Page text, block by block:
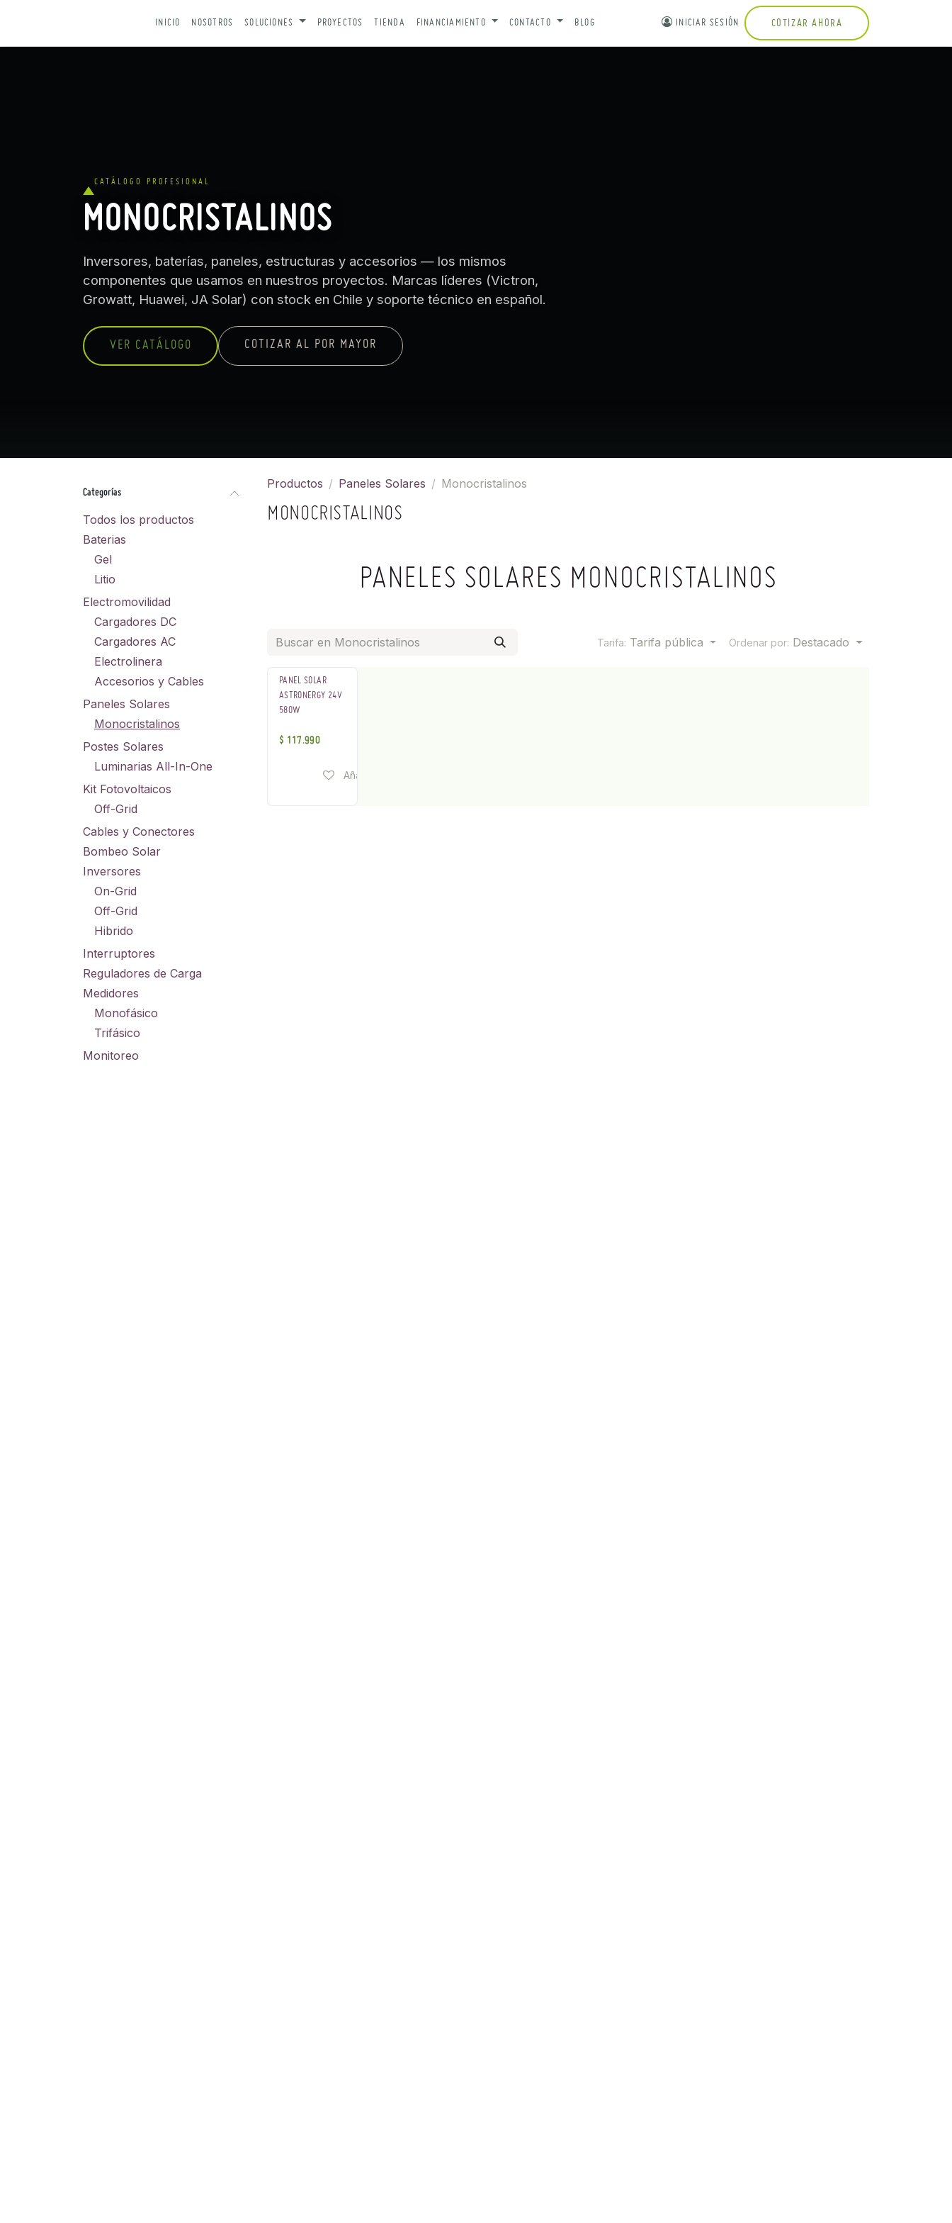
INICIO NOSOTROS SOLUCIONES PROYECTOS TIENDA FINANCIAMIENTO CONTACTO BLOG INICIAR SESIÓN COTIZAR AHORA
CATÁLOGO PROFESIONAL
MONOCRISTALINOS
Inversores, baterías, paneles, estructuras y accesorios — los mismos
componentes que usamos en nuestros proyectos. Marcas líderes (Victron,
Growatt, Huawei, JA Solar) con stock en Chile y soporte técnico en español.
VER CATÁLOGO COTIZAR AL POR MAYOR
Categorías
Todos los productos
Baterias
Gel
Litio
Electromovilidad
Cargadores DC
Cargadores AC
Electrolinera
Accesorios y Cables
Paneles Solares
Monocristalinos
Postes Solares
Luminarias All-In-One
Kit Fotovoltaicos
Off-Grid
Cables y Conectores
Bombeo Solar
Inversores
On-Grid
Off-Grid
Hibrido
Interruptores
Reguladores de Carga
Medidores
Monofásico
Trifásico
Monitoreo
Productos Paneles Solares Monocristalinos
MONOCRISTALINOS
PANELES SOLARES MONOCRISTALINOS
Tarifa: Tarifa pública Ordenar por: Destacado
PANEL SOLAR
ASTRONERGY 24V
580W
$ 117.990
Añadir a lista de deseos